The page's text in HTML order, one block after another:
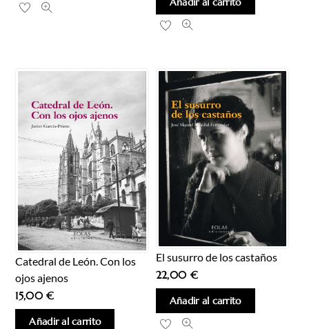
Catedral de León. Con los
ojos ajenos
15,00€
Añadir al carrito
El susurro de los castaños
22,00 €
Añadir al carrito